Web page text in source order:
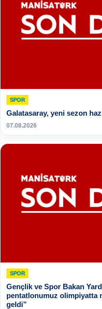
SPOR
Galatasaray, yeni sezon
07.08.2026
SPOR
Gençlik ve Spor Bakan
pentatlonumuz olimpiyatta
geldi”